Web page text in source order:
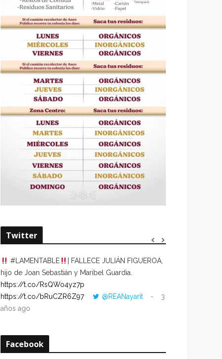
Twitter
#LAMENTABLE
| FALLECE JULIÁN FIGUEROA,
hijo de Joan Sebastián y Maribel Guardia.
https://t.co/RsQWo4yz7p
https://t.co/bRuCZR6Z97
@REANayarit
3
años ago
Facebook